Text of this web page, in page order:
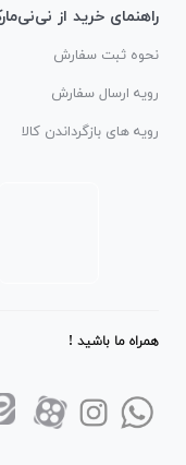
راهنمای خرید از
نحوه ثبت سفارش
رویه ارسال سفارش
رویه های بازگرداندن کالا
همراه ما باشید !